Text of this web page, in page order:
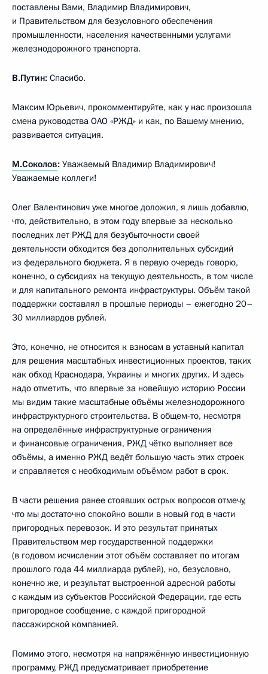
поставлены Вами, Владимир Владимирович,
и Правительством для безусловного обеспечения
промышленности, населения качественными услугами
железнодорожного транспорта.
В.Путин: Спасибо.
Максим Юрьевич, прокомментируйте, как у нас произошла
смена руководства ОАО «РЖД» и как, по Вашему мнению,
развивается ситуация.
М.Соколов: Уважаемый Владимир Владимирович!
Уважаемые коллеги!
Олег Валентинович уже многое доложил, я лишь добавлю,
что, действительно, в этом году впервые за несколько
последних лет РЖД для безубыточности своей
деятельности обходится без дополнительных субсидий
из федерального бюджета. Я в первую очередь говорю,
конечно, о субсидиях на текущую деятельность, в том числе
и для капитального ремонта инфраструктуры. Объём такой
поддержки составлял в прошлые периоды – ежегодно 20–
30 миллиардов рублей.
Это, конечно, не относится к взносам в уставный капитал
для решения масштабных инвестиционных проектов, таких
как обход Краснодара, Украины и многих других. И здесь
надо отметить, что впервые за новейшую историю России
мы видим такие масштабные объёмы железнодорожного
инфраструктурного строительства. В общем‑то, несмотря
на определённые инфраструктурные ограничения
и финансовые ограничения, РЖД чётко выполняет все
объёмы, а именно РЖД ведёт большую часть этих строек
и справляется с необходимым объёмом работ в срок.
В части решения ранее стоявших острых вопросов отмечу,
что мы достаточно спокойно вошли в новый год в части
пригородных перевозок. И это результат принятых
Правительством мер государственной поддержки
(в годовом исчислении этот объём составляет по итогам
прошлого года 44 миллиарда рублей), но, безусловно,
конечно же, и результат выстроенной адресной работы
с каждым из субъектов Российской Федерации, где есть
пригородное сообщение, с каждой пригородной
пассажирской компанией.
Помимо этого, несмотря на напряжённую инвестиционную
программу, РЖД предусматривает приобретение